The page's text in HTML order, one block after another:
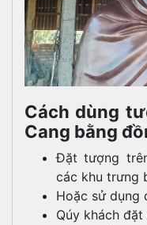
Cách dùng
Cang bằng
Đặt tượng
các khu trưng
Hoặc sử dụng
Qúy khách